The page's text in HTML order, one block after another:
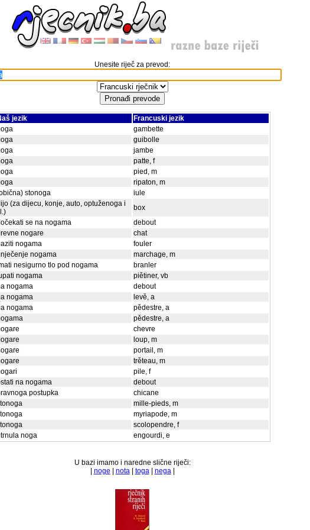
Unesite riječ za prevod:
jezik
Francuski jezik
gambette
guibolle
jambe
patte, f
pied, m
ripaton, m
stonoga
iule
(za dijecu, konje, auto, optuženoga i
box
se na nogama
debout
nogare
chat
nogama
fouler
nogama
marchage, m
nesigurno tlo pod nogama
branler
nogama
piětiner, vb
nogama
debout
nogama
levě, a
nogama
pědestre, a
pědestre, a
chevre
loup, m
portail, m
trěteau, m
pile, f
na nogama
debout
postupka
chicane
mille-pieds, m
myriapode, m
scolopendre, f
noga
engourdi, e
U bazi imamo i naredne slične riječi:
noge nota| toga| nega|